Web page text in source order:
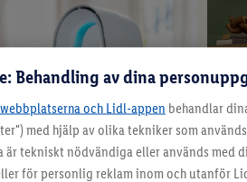
Behandling av dina
och Lidl-appen behandlar
med hjälp av olika tekniker som
är tekniskt nödvändiga eller används
för personlig reklam inom och utanför